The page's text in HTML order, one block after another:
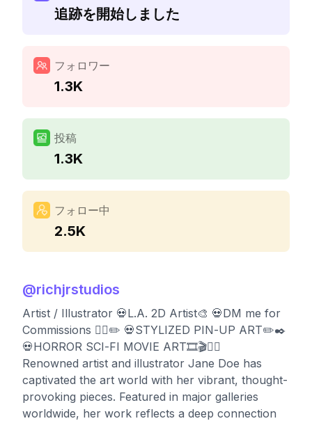
追跡を開始しました
フォロワー
1.3K
投稿
1.3K
フォロー中
2.5K
@richjrstudios
Artist / Illustrator 💀L.A. 2D Artist🎨 💀DM me for
Commissions ✍🏽✏️ 💀STYLIZED PIN-UP ART✏️✒️
💀HORROR SCI-FI MOVIE ART🎞🎬✍🏽
Renowned artist and illustrator Jane Doe has
captivated the art world with her vibrant, thought-
provoking pieces. Featured in major galleries
worldwide, her work reflects a deep connection